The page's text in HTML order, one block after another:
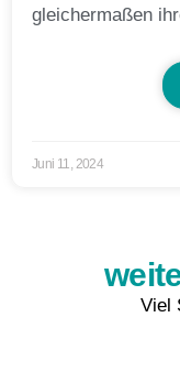
gleichermaßen
Juni 11, 2024
Viel